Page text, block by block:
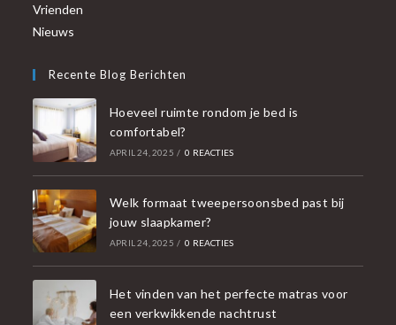
Vrienden
Nieuws
Recente Blog Berichten
Hoeveel ruimte rondom je bed is
comfortabel?
APRIL 24, 2025 / 0 REACTIES
Welk formaat tweepersoonsbed past bij
jouw slaapkamer?
APRIL 24, 2025 / 0 REACTIES
Het vinden van het perfecte matras voor
een verkwikkende nachtrust